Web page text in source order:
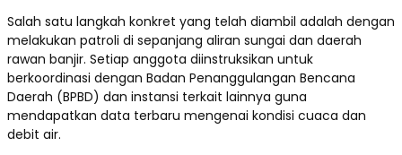
Salah satu langkah konkret yang telah diambil adalah dengan
melakukan patroli di sepanjang aliran sungai dan daerah
rawan banjir. Setiap anggota diinstruksikan untuk
berkoordinasi dengan Badan Penanggulangan Bencana
Daerah (BPBD) dan instansi terkait lainnya guna
mendapatkan data terbaru mengenai kondisi cuaca dan
debit air.